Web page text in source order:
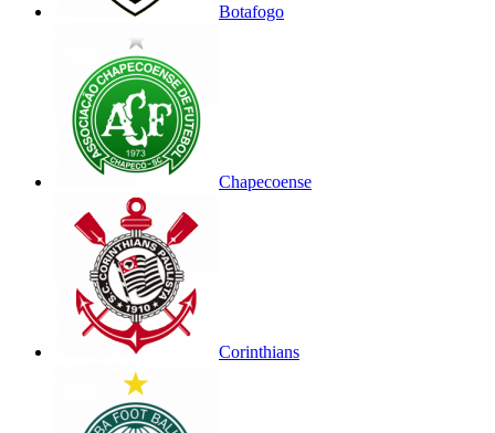
Botafogo
Chapecoense
Corinthians